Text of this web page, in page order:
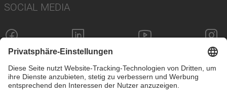
SOCIAL MEDIA